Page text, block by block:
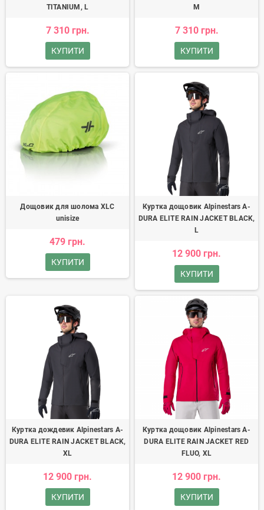
TITANIUM, L
7 310 грн.
КУПИТИ
M
7 310 грн.
КУПИТИ
Дощовик для шолома XLC
unisize
479 грн.
КУПИТИ
Куртка дощовик Alpinestars A-
DURA ELITE RAIN JACKET BLACK,
L
12 900 грн.
КУПИТИ
Куртка дождевик Alpinestars A-
DURA ELITE RAIN JACKET BLACK,
XL
12 900 грн.
КУПИТИ
Куртка дощовик Alpinestars A-
DURA ELITE RAIN JACKET RED
FLUO, XL
12 900 грн.
КУПИТИ